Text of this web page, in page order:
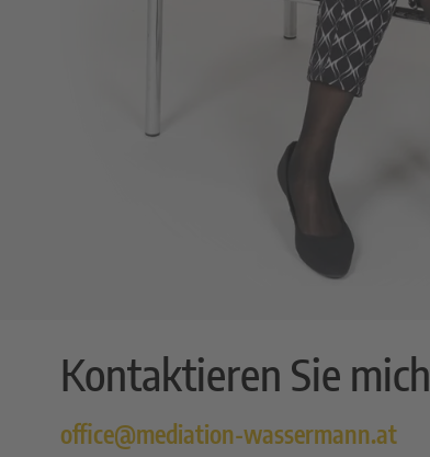
Kontaktieren Sie mich
office@mediation-wassermann.at